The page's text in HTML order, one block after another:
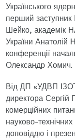
Українського
перший заступник
Шейко, академік
України Анатолій
конференції
Олександр Хомич.
Від ДП «УДВП
директора Сергій
комерційних
науково-
доповіддю і